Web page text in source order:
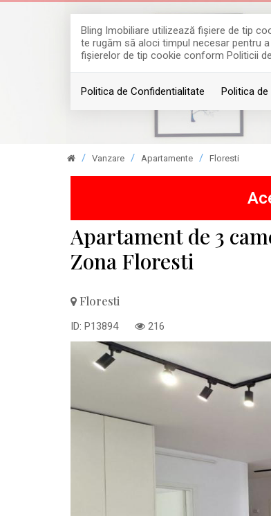
Bling Imobiliare utilizează fişiere de tip
te rugăm să aloci timpul necesar pentru
fişierelor de tip cookie conform Politicii
Politica de Confidentialitate Politica de
Vanzare Apartamente Floresti
Apartament de 3
Zona Floresti
Floresti
ID: P13894 216